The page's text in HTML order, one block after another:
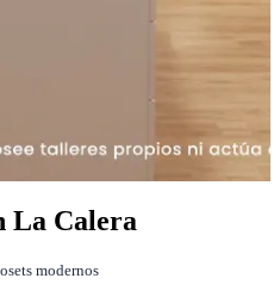
La Calera
modernos